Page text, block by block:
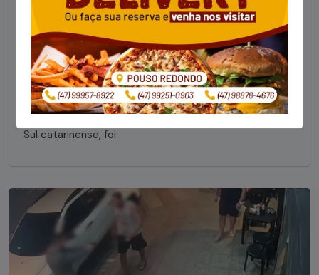
Foragido pela morte de delegado aposentado
em bar morre em confronto com a polícia em SC
STAFF - OBV 29/01/2023
Um dos dois foragidos investigados pelo latrocínio de
um delegado aposentado em um bar de Criciúma, no
Sul catarinense, foi